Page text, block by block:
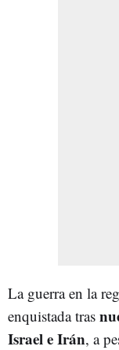
La guerra en la
enquistada tras
Israel e Irán, a